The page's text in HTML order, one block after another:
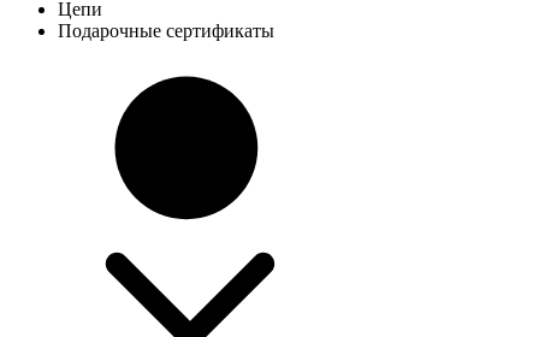
Цепи
Подарочные сертификаты